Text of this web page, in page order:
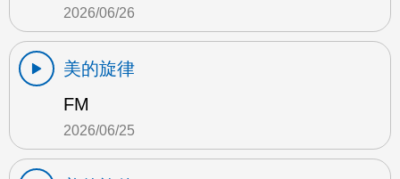
2026/06/26
美的旋律
FM
2026/06/25